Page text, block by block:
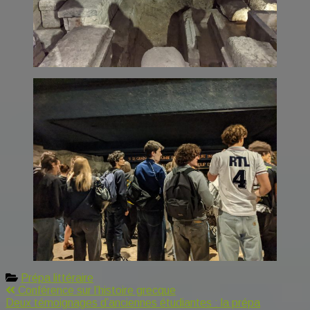
Prépa littéraire
Navigation
Conférence sur l’histoire grecque
Deux témoignages d’anciennes étudiantes : la prépa